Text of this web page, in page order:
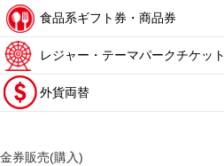
食品系ギフト券・商品券
レジャー・テーマパークチケット
外貨両替
金券販売(購入)